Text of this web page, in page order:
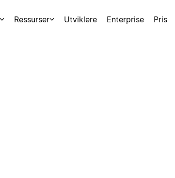
Ressurser Utviklere Enterprise Pris